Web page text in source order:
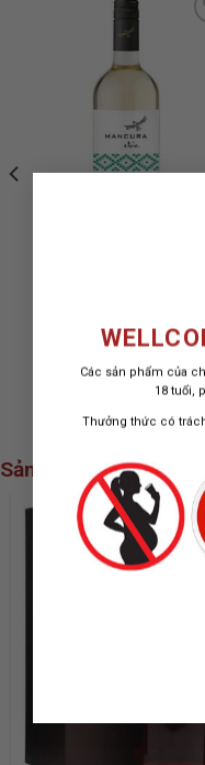
Các sản phẩm của
18 tuổi,
Thưởng thức có
ADD TO
RƯỢU VANG TRẮNG CHILE
750 ML / 13%
₫
Sản phẩm xem